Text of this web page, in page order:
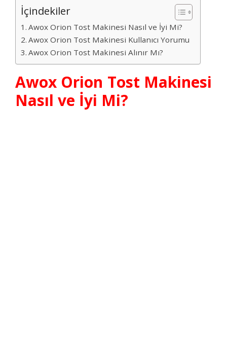
İçindekiler
Awox Orion Tost Makinesi Nasıl ve İyi Mi?
Awox Orion Tost Makinesi Kullanıcı Yorumu
Awox Orion Tost Makinesi Alınır Mı?
Awox Orion Tost Makinesi
Nasıl ve İyi Mi?